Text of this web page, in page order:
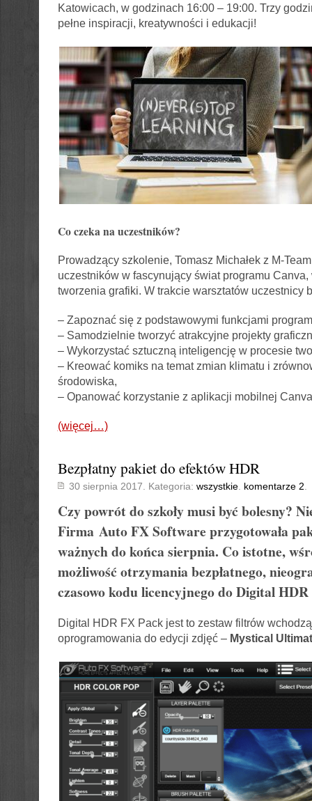
Katowicach, w godzinach 16:00 – 19:00. Trzy
pełne inspiracji, kreatywności i edukacji!
Co czeka na uczestników?
Prowadzący szkolenie, Tomasz Michałek z M-
uczestników w fascynujący świat programu
tworzenia grafiki. W trakcie warsztatów uczestnicy
– Zapoznać się z podstawowymi funkcjami
– Samodzielnie tworzyć atrakcyjne projekty
– Wykorzystać sztuczną inteligencję w procesie
– Kreować komiks na temat zmian klimatu i
środowiska,
– Opanować korzystanie z aplikacji mobilnej
(więcej…)
Bezpłatny pakiet do efektów HDR
30 sierpnia 2017. Kategoria: wszystkie. komentarze 2
Czy powrót do szkoły musi być bolesny?
Firma Auto FX Software przygotowała
ważnych do końca sierpnia. Co istotne,
możliwość otrzymania bezpłatnego,
czasowo kodu licencyjnego doDigital HDR
Digital HDR FX Pack jest to zestaw filtrów
oprogramowania do edycji zdjęć – Mystical